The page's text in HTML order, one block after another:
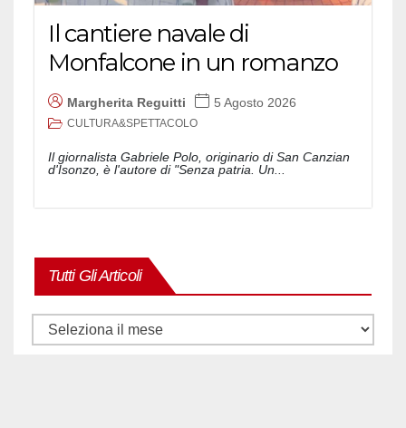
Il cantiere navale di
Monfalcone in un romanzo
Margherita Reguitti 5 Agosto 2026
CULTURA&SPETTACOLO
Il giornalista Gabriele Polo, originario di San Canzian
d'Isonzo, è l'autore di "Senza patria. Un...
Tutti Gli Articoli
Tutti